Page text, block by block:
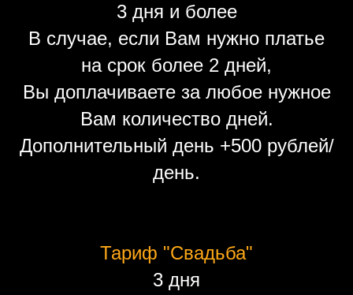
3 дня и более
В случае, если Вам нужно платье
на срок более 2 дней,
Вы доплачиваете за любое нужное
Вам количество дней.
Дополнительный день +500 рублей/
день.
Тариф "Свадьба"
3 дня